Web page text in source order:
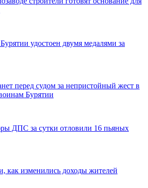
удостоен двумя медалями за
перед судом за непристойный жест в
Бурятии
ДПС за сутки отловили 16 пьяных
как изменились доходы жителей